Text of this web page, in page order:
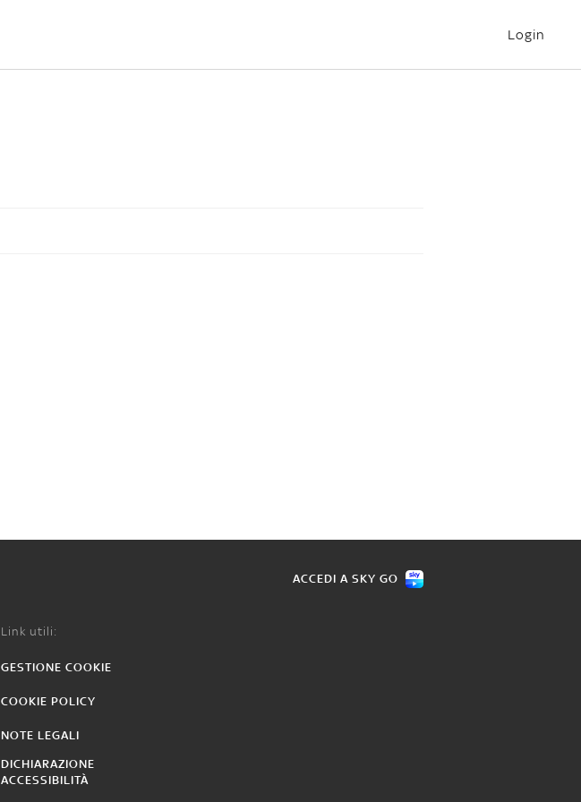
Login
ACCEDI A SKY GO
Link utili:
GESTIONE COOKIE
COOKIE POLICY
NOTE LEGALI
DICHIARAZIONE
ACCESSIBILITÀ